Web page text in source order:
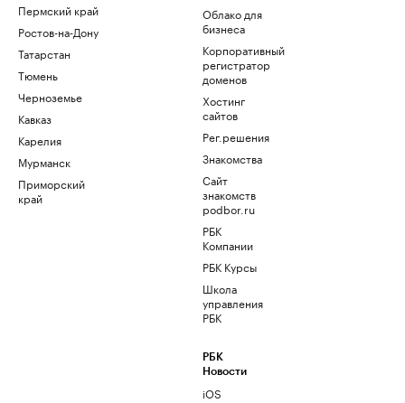
Пермский край
Ростов-на-Дону
Татарстан
Тюмень
Черноземье
Кавказ
Карелия
Мурманск
Приморский
край
Облако для
бизнеса
Корпоративный
регистратор
доменов
Хостинг
сайтов
Рег.решения
Знакомства
Сайт
знакомств
podbor.ru
РБК
Компании
РБК Курсы
Школа
управления
РБК
РБК
Новости
iOS